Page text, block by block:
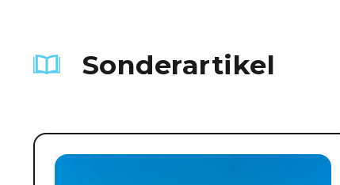
Sonderartikel